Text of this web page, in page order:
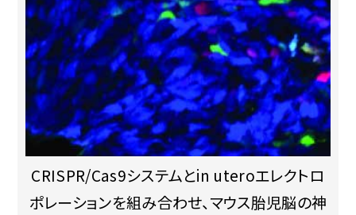
CRISPR/Cas9システムとin uteroエレクトロ
ポレーションを組み合わせ、マウス胎児脳の神